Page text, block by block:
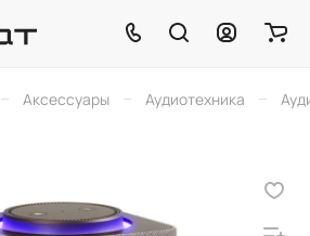
– Аксессуары – Аудиотехника –